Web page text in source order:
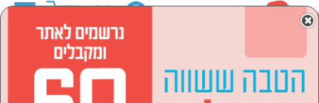
מכונות כביסה
מכונות כביסה פתח עליון
מכונות כביסה פתח עליון
נמצאו 10 מוצרי מכונות כביסה פתח עליון
×